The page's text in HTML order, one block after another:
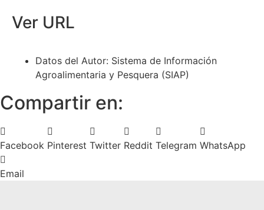
Ver URL
Datos del Autor: Sistema de Información
Agroalimentaria y Pesquera (SIAP)
Compartir en:
Facebook Pinterest Twitter Reddit Telegram WhatsApp
Email